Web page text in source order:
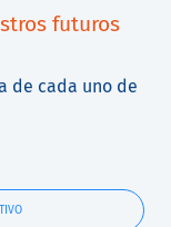
futuros
de cada uno de